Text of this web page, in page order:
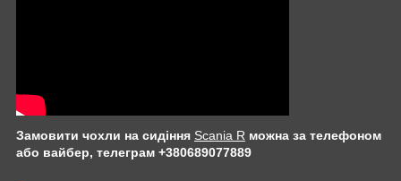
Замовити чохли на сидіння Scania R можна за телефоном
або вайбер, телеграм +380689077889